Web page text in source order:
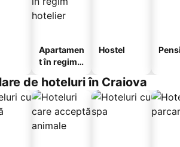
Apartamen
t în regim
Hostel
de hoteluri în Craiova